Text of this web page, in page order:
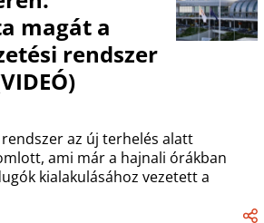
magát a
rendszer
az új terhelés alatt
ami már a hajnali órákban
kialakulásához vezetett a